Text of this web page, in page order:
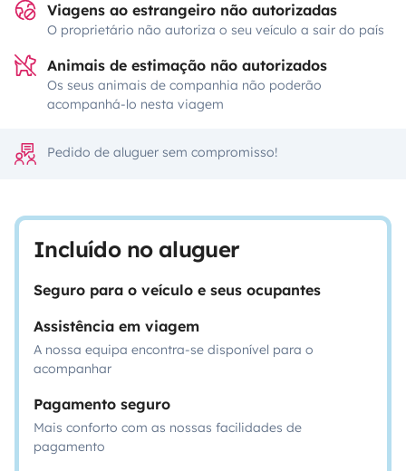
Viagens ao estrangeiro não autorizadas
O proprietário não autoriza o seu veículo a sair do país
Animais de estimação não autorizados
Os seus animais de companhia não poderão
acompanhá-lo nesta viagem
Pedido de aluguer sem compromisso!
Incluído no aluguer
Seguro para o veículo e seus ocupantes
Assistência em viagem
A nossa equipa encontra-se disponível para o
acompanhar
Pagamento seguro
Mais conforto com as nossas facilidades de
pagamento